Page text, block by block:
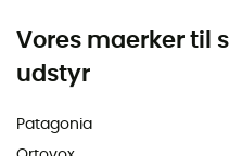
Vores maerker til
udstyr
Patagonia